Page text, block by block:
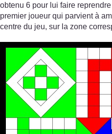
obtenu 6 pour lui faire
premier joueur qui parvient à
centre du jeu, sur la zone